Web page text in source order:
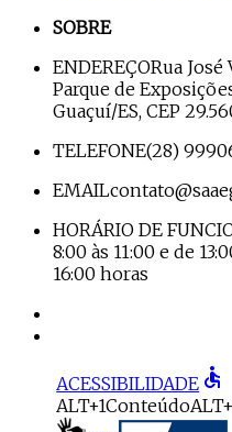
SOBRE
ENDEREÇORua José
Parque de
Guaçuí/ES, CEP
TELEFONE(28)
EMAIL
HORÁRIO DE
8:00 às 11:00 e de
16:00 horas
ACESSIBILIDADE accessible
ALT+1Conteúdo